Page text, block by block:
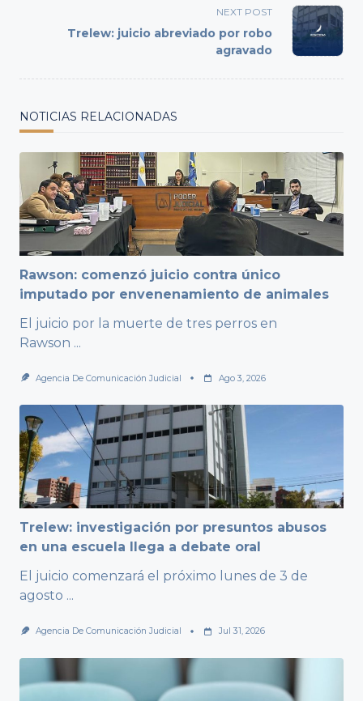
NEXT POST
Trelew: juicio abreviado por robo
agravado
NOTICIAS RELACIONADAS
Rawson: comenzó juicio contra único
imputado por envenenamiento de animales
El juicio por la muerte de tres perros en
Rawson ...
Agencia De Comunicación Judicial Ago 3, 2026
Trelew: investigación por presuntos abusos
en una escuela llega a debate oral
El juicio comenzará el próximo lunes de 3 de
agosto ...
Agencia De Comunicación Judicial Jul 31, 2026